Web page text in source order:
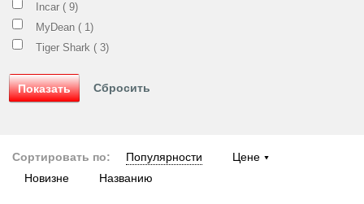
Incar ( 9)
MyDean ( 1)
Tiger Shark ( 3)
Сортировать по: Популярности
Цене
Новизне
Названию